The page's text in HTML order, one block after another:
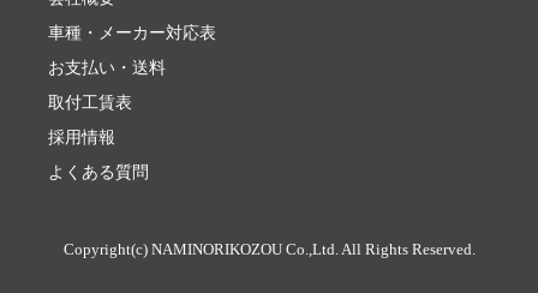
車種・メーカー対応表
お支払い・送料
取付工賃表
採用情報
よくある質問
Copyright(c) NAMINORIKOZOU Co.,Ltd. All Rights Reserved.